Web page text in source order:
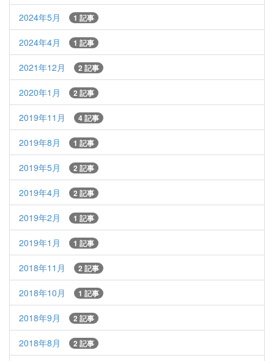
2024年5月 1 記事
2024年4月 1 記事
2021年12月 2 記事
2020年1月 2 記事
2019年11月 4 記事
2019年8月 1 記事
2019年5月 2 記事
2019年4月 2 記事
2019年2月 1 記事
2019年1月 1 記事
2018年11月 2 記事
2018年10月 1 記事
2018年9月 2 記事
2018年8月 2 記事